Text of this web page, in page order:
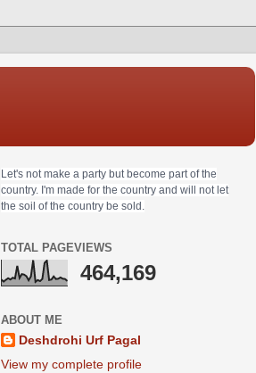
Let's not make a party but become part of the
country. I'm made for the country and will not let
the soil of the country be sold.
TOTAL PAGEVIEWS
464,169
ABOUT ME
Deshdrohi Urf Pagal
View my complete profile